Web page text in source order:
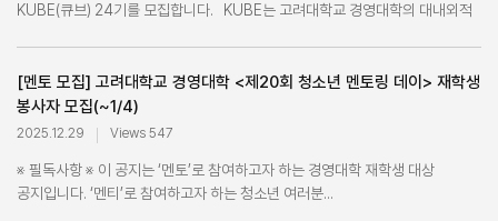
KUBE(큐브) 24기를 모집합니다. KUBE는 고려대학교 경영대학의 대내외적
[멘토 모집] 고려대학교 경영대학 <제20회 청소년 멘토링 데이> 재학생
봉사자 모집(~1/4)
2025.12.29 Views 547
※ 필독사항 ※ 이 공지는 ‘멘토’로 참여하고자 하는 경영대학 재학생 대상
공지입니다. ‘멘티’로 참여하고자 하는 청소년 여러분...